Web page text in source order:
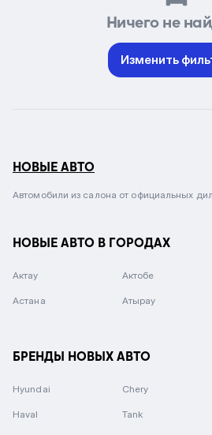
Ничего не
Изменить
НОВЫЕ АВТО
Автомобили из салона от официальных
НОВЫЕ АВТО В ГОРОДАХ
Актау Актобе
Астана Атырау
БРЕНДЫ НОВЫХ АВТО
Hyundai Chery
Haval Tank